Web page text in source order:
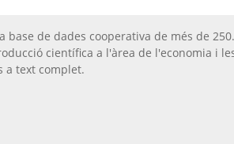
base de dades cooperativa de més de
científica a l'àrea de l'economia i
a text complet.